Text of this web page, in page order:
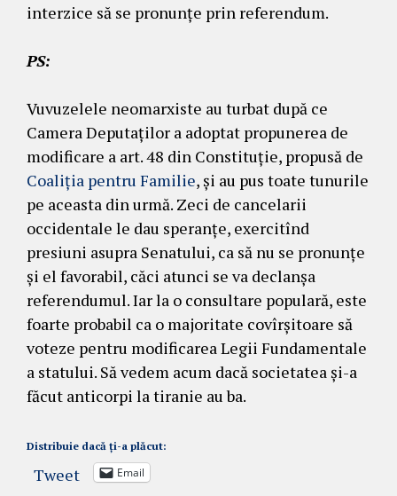
interzice să se pronunțe prin referendum.
PS:
Vuvuzelele neomarxiste au turbat după ce
Camera Deputaților a adoptat propunerea de
modificare a art. 48 din Constituție, propusă de
Coaliția pentru Familie, și au pus toate tunurile
pe aceasta din urmă. Zeci de cancelarii
occidentale le dau speranțe, exercitînd
presiuni asupra Senatului, ca să nu se pronunțe
și el favorabil, căci atunci se va declanșa
referendumul. Iar la o consultare populară, este
foarte probabil ca o majoritate covîrșitoare să
voteze pentru modificarea Legii Fundamentale
a statului. Să vedem acum dacă societatea și-a
făcut anticorpi la tiranie au ba.
Distribuie dacă ți-a plăcut:
Tweet Email